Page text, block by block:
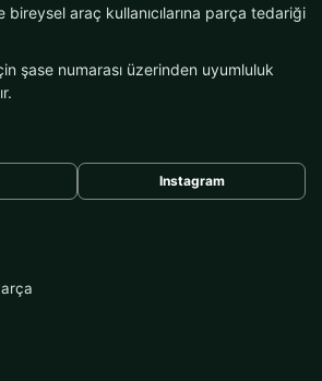
bireysel araç kullanıcılarına parça tedariği
şase numarası üzerinden uyumluluk
Instagram